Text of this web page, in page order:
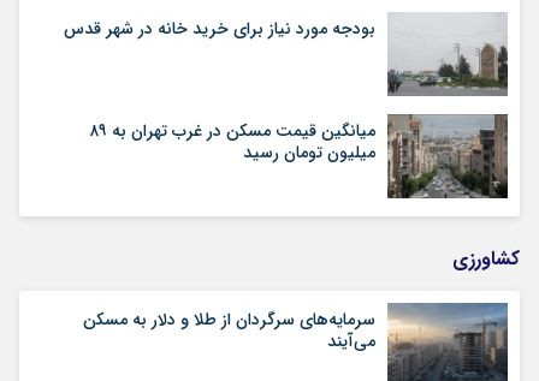
بودجه مورد نیاز برای خرید خانه در شهر قدس
میانگین قیمت مسکن در غرب تهران به ۸۹
میلیون تومان رسید
کشاورزی
سرمایه‌های سرگردان از طلا و دلار به مسکن
می‌آیند